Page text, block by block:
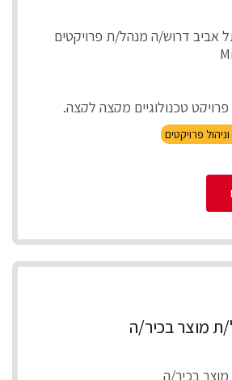
אביב דרוש/ה מנהל/ת פרויקטים
פרויקט טכנולוגיים מקצה לקצה,
פרויקטים
מוצר בכיר/ה
בכיר/ה